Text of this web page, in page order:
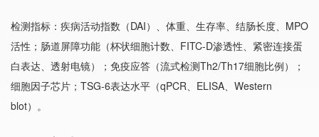
检测指标：疾病活动指数（DAI）、体重、生存率、结肠长度、MPO
活性；肠道屏障功能（杯状细胞计数、FITC-D渗透性、紧密连接蛋
白表达、透射电镜）；免疫应答（流式检测Th2/Th17细胞比例）；
细胞因子芯片；TSG-6表达水平（qPCR、ELISA、Western
blot）。